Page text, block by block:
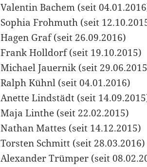
Valentin Bachem (seit
Sophia Frohmuth (seit
Hagen Graf (seit 26.09.2016)
Frank Holldorf (seit 19.10.2015)
Michael Jauernik (seit
Ralph Kühnl (seit 04.01.2016)
Anette Lindstädt (seit
Maja Linthe (seit 22.02.2015)
Nathan Mattes (seit 14.12.2015)
Torsten Schmitt (seit 28.03.2016)
Alexander Trümper (seit